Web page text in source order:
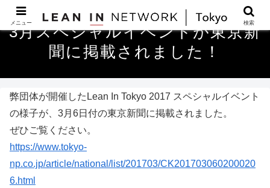
3月スペシャルイベントが東京新
聞に掲載されました！
弊団体が開催したLean In Tokyo 2017 スペシャルイベント
の様子が、3月6日付の東京新聞に掲載されました。
ぜひご覧ください。
https://www.tokyo-
np.co.jp/article/national/list/201703/CK201703060200020
6.html
メニュー 検索